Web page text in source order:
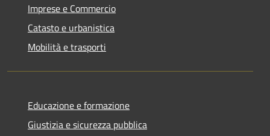
Imprese e Commercio
Catasto e urbanistica
Mobilità e trasporti
Educazione e formazione
Giustizia e sicurezza pubblica